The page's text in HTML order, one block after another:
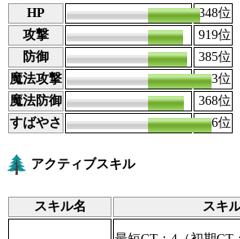
HP 120 348位
攻撃
81 919位
防御
100 385位
魔法攻撃
140 213位
魔法防御
100 368位
すばやさ
105 276位
アクティブスキル
スキル名 スキ